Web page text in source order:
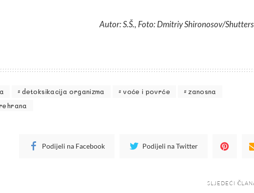
Autor: S.Š., Foto: Dmitriy Shironosov/
detoksikacija organizma voće i povrće
zanosna
Podijeli na Facebook Podijeli na Twitter
SLJEDEĆI